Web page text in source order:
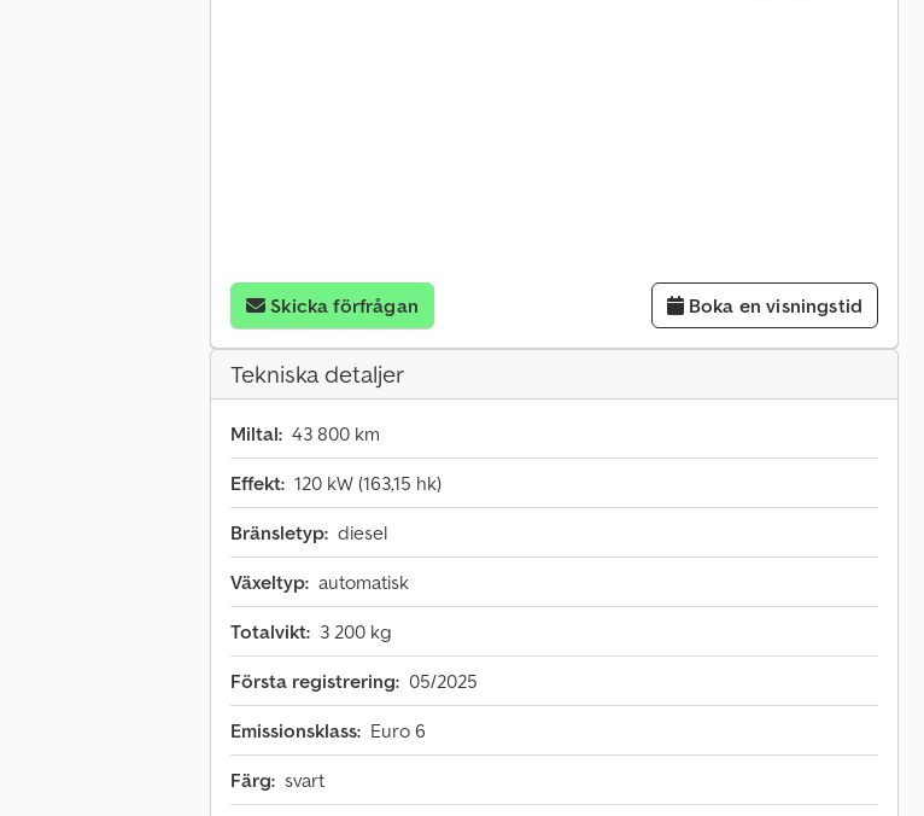
Skicka förfrågan Boka en visningstid
Tekniska detaljer
Miltal: 43 800 km
Effekt: 120 kW (163,15 hk)
Bränsletyp: diesel
Växeltyp: automatisk
Totalvikt: 3 200 kg
Första registrering: 05/2025
Emissionsklass: Euro 6
Färg: svart